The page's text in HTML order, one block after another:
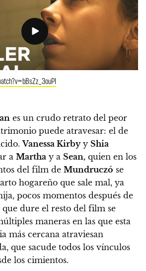
es un crudo retrato del peor
puede atravesar: el de
Vanessa Kirbyy Shia
a Martha y a Sean, quien en los
del film de Mundruczó se
hogareño que sale mal, ya
pocos momentos después de
que dure el resto del film se
maneras en las que esta
más cercana atraviesan
, que sacude todos los vínculos
los cimientos.